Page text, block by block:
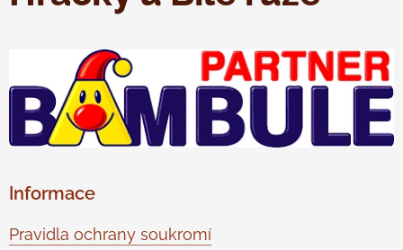
Informace
Pravidla ochrany soukromí